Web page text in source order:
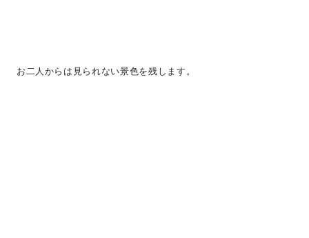
お二人からは見られない景色を残します。